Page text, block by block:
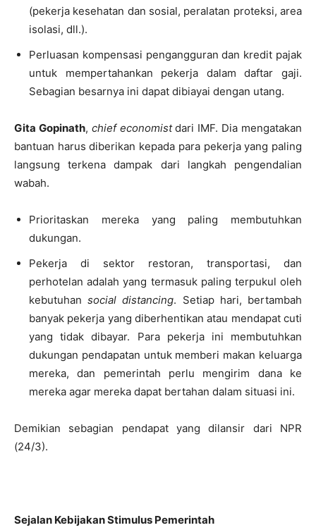
(pekerja kesehatan dan sosial, peralatan proteksi, area
isolasi, dll.).
Perluasan kompensasi pengangguran dan kredit pajak
untuk mempertahankan pekerja dalam daftar gaji.
Sebagian besarnya ini dapat dibiayai dengan utang.
Gita Gopinath, chief economistdari IMF. Dia mengatakan
bantuan harus diberikan kepada para pekerja yang paling
langsung terkena dampak dari langkah pengendalian
wabah.
Prioritaskan mereka yang paling membutuhkan
dukungan.
Pekerja di sektor restoran, transportasi, dan
perhotelan adalah yang termasuk paling terpukul oleh
kebutuhansocial distancing. Setiap hari, bertambah
banyak pekerja yang diberhentikan atau mendapat cuti
yang tidak dibayar. Para pekerja ini membutuhkan
dukungan pendapatan untuk memberi makan keluarga
mereka, dan pemerintah perlu mengirim dana ke
mereka agar mereka dapat bertahan dalam situasi ini.
Demikian sebagian pendapat yang dilansir dari NPR
(24/3).
Sejalan Kebijakan Stimulus Pemerintah